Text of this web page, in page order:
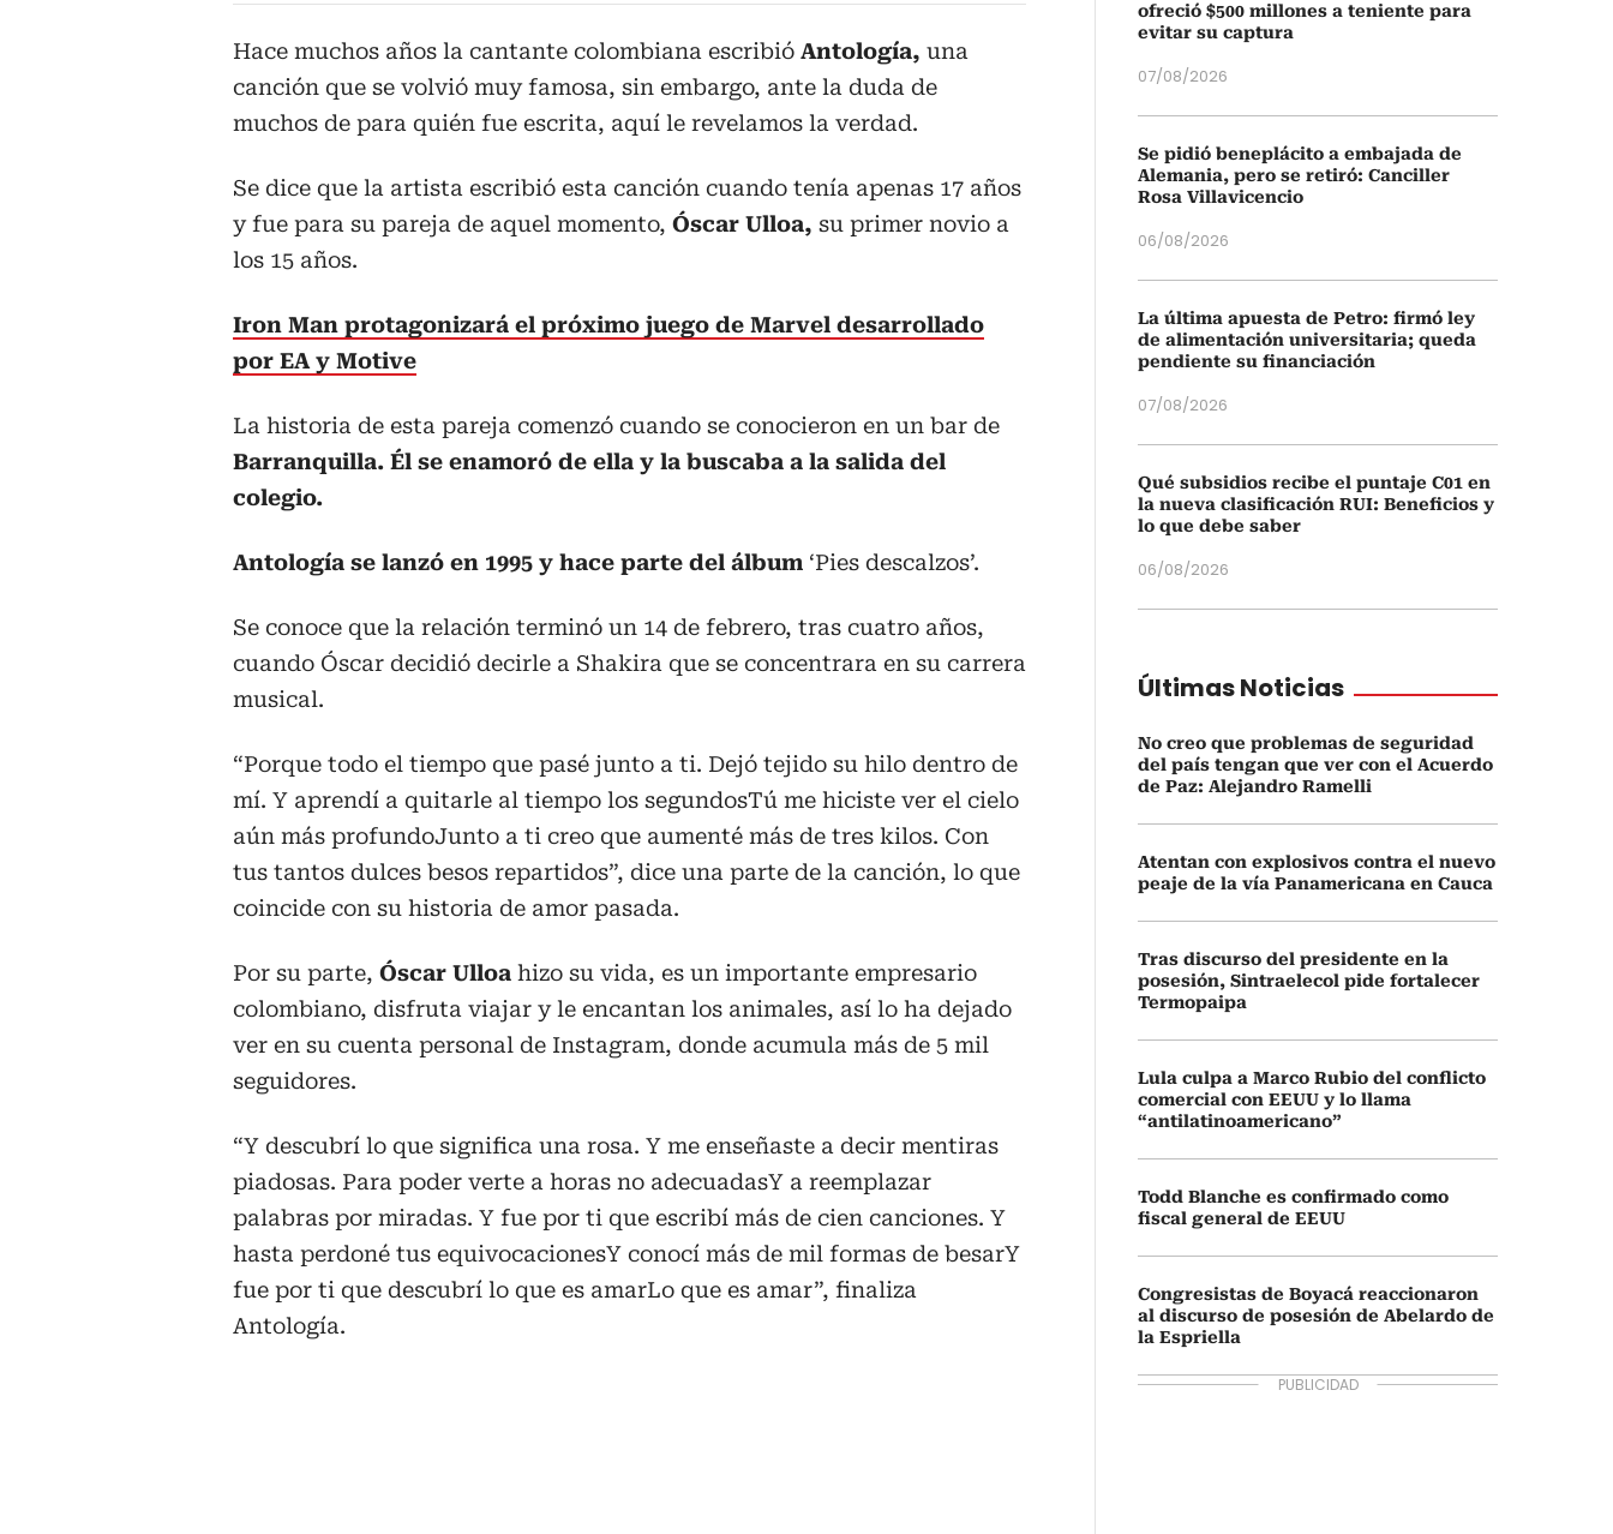
Hace muchos años la cantante colombiana escribió Antología, una
canción que se volvió muy famosa, sin embargo, ante la duda de
muchos de para quién fue escrita, aquí le revelamos la verdad.
Se dice que la artista escribió esta canción cuando tenía apenas 17 años
y fue para su pareja de aquel momento, Óscar Ulloa, su primer novio a
los 15 años.
Iron Man protagonizará el próximo juego de Marvel desarrollado
por EA y Motive
La historia de esta pareja comenzó cuando se conocieron en un bar de
Barranquilla. Él se enamoró de ella y la buscaba a la salida del
colegio.
Antología se lanzó en 1995 y hace parte del álbum ‘Pies descalzos’.
Se conoce que la relación terminó un 14 de febrero, tras cuatro años,
cuando Óscar decidió decirle a Shakira que se concentrara en su carrera
musical.
“Porque todo el tiempo que pasé junto a ti. Dejó tejido su hilo dentro de
mí. Y aprendí a quitarle al tiempo los segundosTú me hiciste ver el cielo
aún más profundoJunto a ti creo que aumenté más de tres kilos. Con
tus tantos dulces besos repartidos”, dice una parte de la canción, lo que
coincide con su historia de amor pasada.
Por su parte, Óscar Ulloa hizo su vida, es un importante empresario
colombiano, disfruta viajar y le encantan los animales, así lo ha dejado
ver en su cuenta personal de Instagram, donde acumula más de 5 mil
seguidores.
“Y descubrí lo que significa una rosa. Y me enseñaste a decir mentiras
piadosas. Para poder verte a horas no adecuadasY a reemplazar
palabras por miradas. Y fue por ti que escribí más de cien canciones. Y
hasta perdoné tus equivocacionesY conocí más de mil formas de besarY
fue por ti que descubrí lo que es amarLo que es amar”, finaliza
Antología.
ofreció $500 millones a teniente para
evitar su captura
07/08/2026
Se pidió beneplácito a embajada de
Alemania, pero se retiró: Canciller
Rosa Villavicencio
06/08/2026
La última apuesta de Petro: firmó ley
de alimentación universitaria; queda
pendiente su financiación
07/08/2026
Qué subsidios recibe el puntaje C01 en
la nueva clasificación RUI: Beneficios y
lo que debe saber
06/08/2026
Últimas Noticias
No creo que problemas de seguridad
del país tengan que ver con el Acuerdo
de Paz: Alejandro Ramelli
Atentan con explosivos contra el nuevo
peaje de la vía Panamericana en Cauca
Tras discurso del presidente en la
posesión, Sintraelecol pide fortalecer
Termopaipa
Lula culpa a Marco Rubio del conflicto
comercial con EEUU y lo llama
“antilatinoamericano”
Todd Blanche es confirmado como
fiscal general de EEUU
Congresistas de Boyacá reaccionaron
al discurso de posesión de Abelardo de
la Espriella